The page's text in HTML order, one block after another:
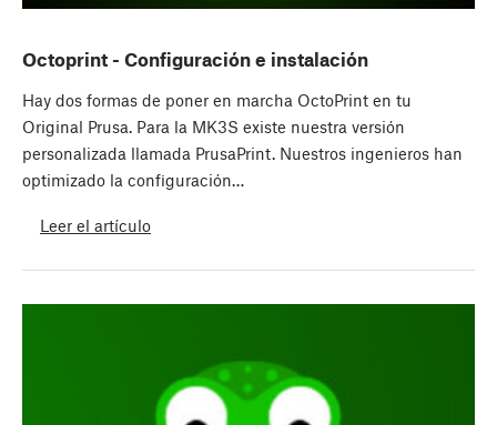
Octoprint - Configuración e instalación
Hay dos formas de poner en marcha OctoPrint en tu
Original Prusa. Para la MK3S existe nuestra versión
personalizada llamada PrusaPrint. Nuestros ingenieros han
optimizado la configuración…
Leer el artículo